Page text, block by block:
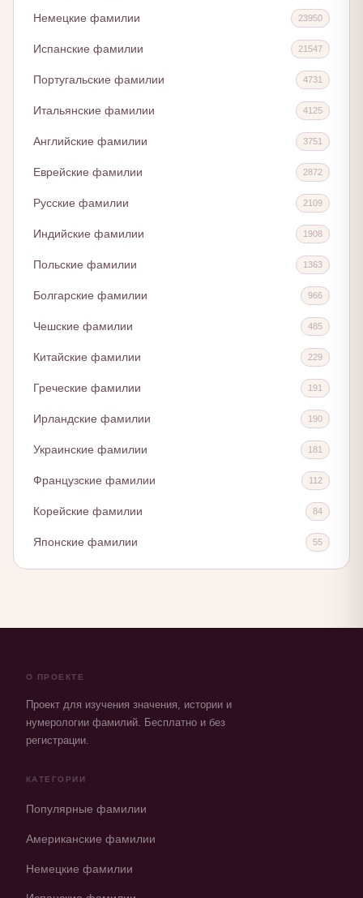
Немецкие фамилии 23950
Испанские фамилии 21547
Португальские фамилии 4731
Итальянские фамилии 4125
Английские фамилии 3751
Еврейские фамилии 2872
Русские фамилии 2109
Индийские фамилии 1908
Польские фамилии 1363
Болгарские фамилии 966
Чешские фамилии 485
Китайские фамилии 229
Греческие фамилии 191
Ирландские фамилии 190
Украинские фамилии 181
Французские фамилии 112
Корейские фамилии 84
Японские фамилии 55
О ПРОЕКТЕ
Проект для изучения значения, истории и
нумерологии фамилий. Бесплатно и без
регистрации.
КАТЕГОРИИ
Популярные фамилии
Американские фамилии
Немецкие фамилии